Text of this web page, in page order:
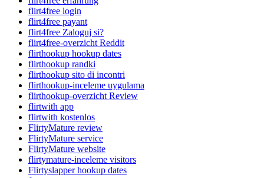
flirt4free login
flirt4free payant
flirt4free Zaloguj si?
flirt4free-overzicht Reddit
flirthookup hookup dates
flirthookup randki
flirthookup sito di incontri
flirthookup-inceleme uygulama
flirthookup-overzicht Review
flirtwith app
flirtwith kostenlos
FlirtyMature review
FlirtyMature service
FlirtyMature website
flirtymature-inceleme visitors
Flirtyslapper hookup dates